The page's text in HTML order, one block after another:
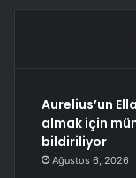
Aurelius’un
almak için
bildiriliyor
Ağustos 6, 2026